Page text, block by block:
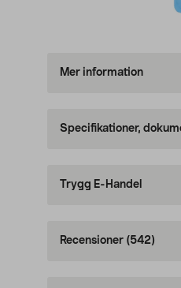
Mer information
Specifikationer,
Trygg E-Handel
Recensioner (542)